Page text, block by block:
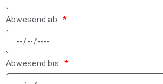
Abwesend ab:
Abwesend bis: